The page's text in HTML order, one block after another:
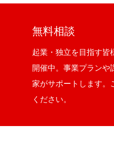
無料相談
起業・独立を目指す皆
開催中。事業プランや
家がサポートします。
ください。